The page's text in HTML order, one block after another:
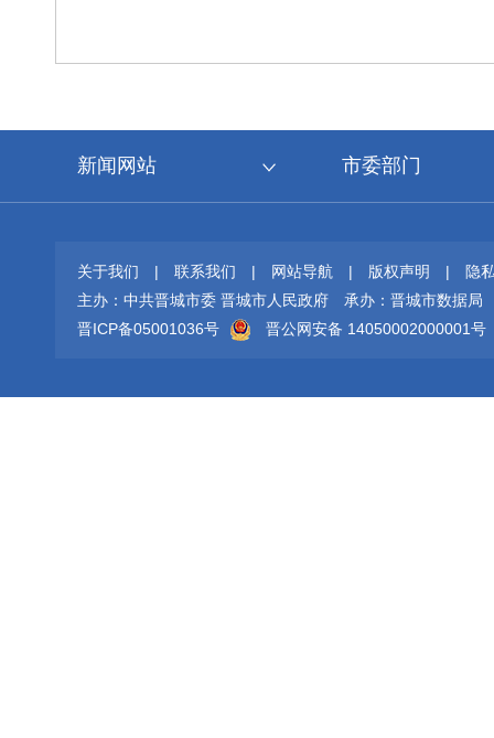
新闻网站 市委部门
关于我们 | 联系我们 | 网站导航 | 版权声明 |
隐
主办：中共晋城市委 晋城市人民政府
承办：晋城市数据局
晋ICP备05001036号
晋公网安备 14050002000001号